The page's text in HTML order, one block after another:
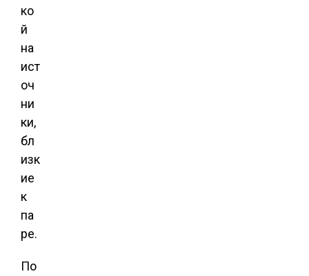
ко
й
на
ист
оч
ни
ки,
бл
изк
ие
к
па
ре.
По